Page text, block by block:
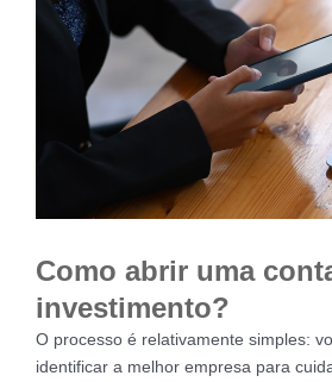
Como abrir uma
investimento?
O processo é relativamente simples:
identificar a melhor empresa para